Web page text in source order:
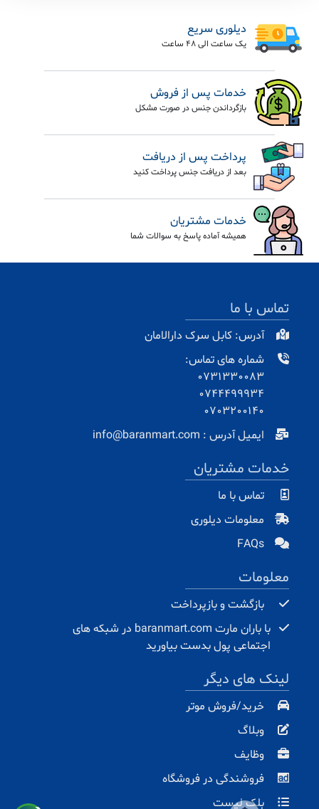
دیلوری سریع
یک ساعت الی 48 ساعت
خدمات پس از فروش
بازگرداندن جنس در صورت مشکل
پرداخت پس از دریافت
بعد از دریافت جنس پرداخت کنید
خدمات مشتریان
همیشه آماده پاسخ به سوالات شما
تماس با ما
آدرس: کابل سرک دارالامان
شماره های تماس:
0731330083
0744499934
0703200140
ایمیل آدرس : info@baranmart.com
خدمات مشتریان
تماس با ما
معلومات دیلوری
FAQs
معلومات
بازگشت و بازپرداخت
با باران مارت baranmart.com در شبکه های
اجتماعی پول بدست بیاورید
لینک های دیگر
خرید/فروش موتر
وبلاگ
وظایف
فروشندگی در فروشگاه
بلک لیست